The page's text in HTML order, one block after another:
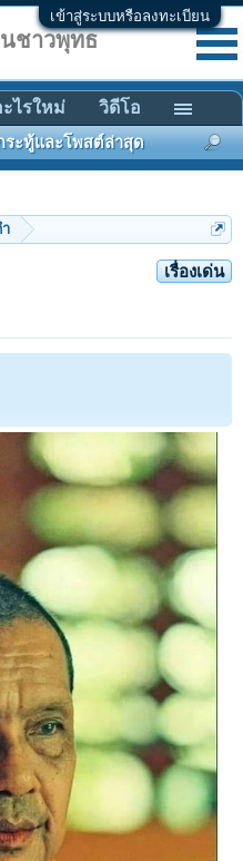
เข้าสู่ระบบหรือลงทะเบียน
เรื่องเด่น
ชาวพุทธ
ระทู้และโพสต์ล่าสุด
ไรใหม่ วิดีโอ